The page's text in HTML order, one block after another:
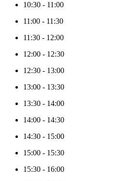
10:30 - 11:00
11:00 - 11:30
11:30 - 12:00
12:00 - 12:30
12:30 - 13:00
13:00 - 13:30
13:30 - 14:00
14:00 - 14:30
14:30 - 15:00
15:00 - 15:30
15:30 - 16:00